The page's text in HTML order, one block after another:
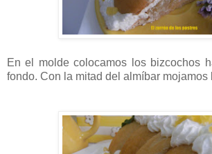
En el molde colocamos los bizcochos
fondo. Con la mitad del almíbar mojamos